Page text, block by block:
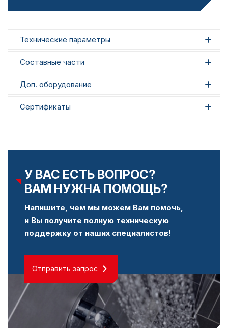
Технические параметры
Составные части
Доп. оборудование
Сертификаты
У ВАС ЕСТЬ ВОПРОС?
ВАМ НУЖНА ПОМОЩЬ?
Напишите, чем мы можем Вам помочь,
и Вы получите полную техническую
поддержку от наших специалистов!
Отправить запрос